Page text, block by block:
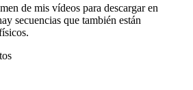
de mis vídeos para descargar en
secuencias que también están